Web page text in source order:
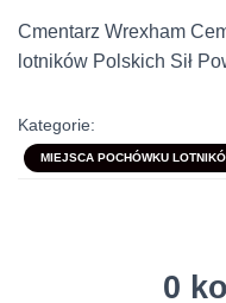
Cmentarz Wrexham
lotników Polskich Sił
Kategorie:
MIEJSCA POCHÓWKU
0